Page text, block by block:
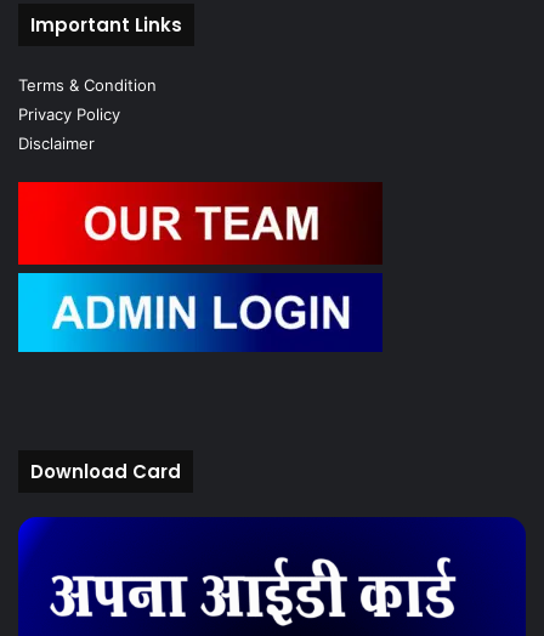
Important Links
Terms & Condition
Privacy Policy
Disclaimer
Download Card